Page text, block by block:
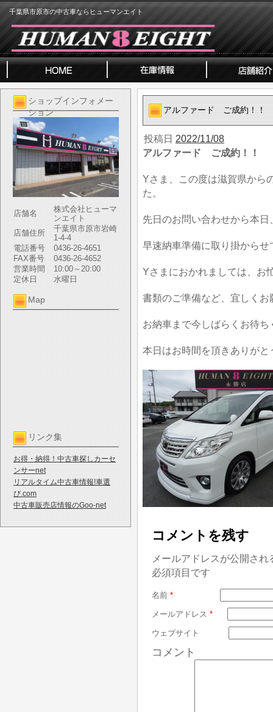
千葉県市原市の中古車ならヒューマンエイト
ショップインフォメー
ション
店舗名
株式会社ヒューマ
ンエイト
店舗住所
千葉県市原市岩崎
1-4-4
電話番号
0436-26-4651
FAX番号
0436-26-4652
営業時間
10:00～20:00
定休日
水曜日
Map
リンク集
お得・納得！中古車探しカーセ
ンサーnet
リアルタイム中古車情報!車選
び.com
中古車販売店情報のGoo-net
アルファード ご成約！！
投稿日 2022/11/08
アルファード ご成約！！
Yさま、この度は滋賀県から
た。
先日のお問い合わせから本
早速納車準備に取り掛からせ
Yさまにおかれましては、お
書類のご準備など、宜しく
お納車まで今しばらくお待ち
本日はお時間を頂きありがと
コメントを残す
メールアドレスが公開さ
必須項目です
名前 *
メールアドレス *
ウェブサイト
コメント